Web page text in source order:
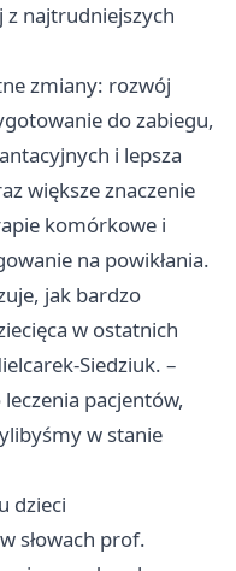
z najtrudniejszych
zmiany: rozwój
do zabiegu,
i lepsza
większe znaczenie
komórkowe i
na powikłania.
jak bardzo
w ostatnich
Siedziuk. –
pacjentów,
w stanie
dzieci
słowach prof.